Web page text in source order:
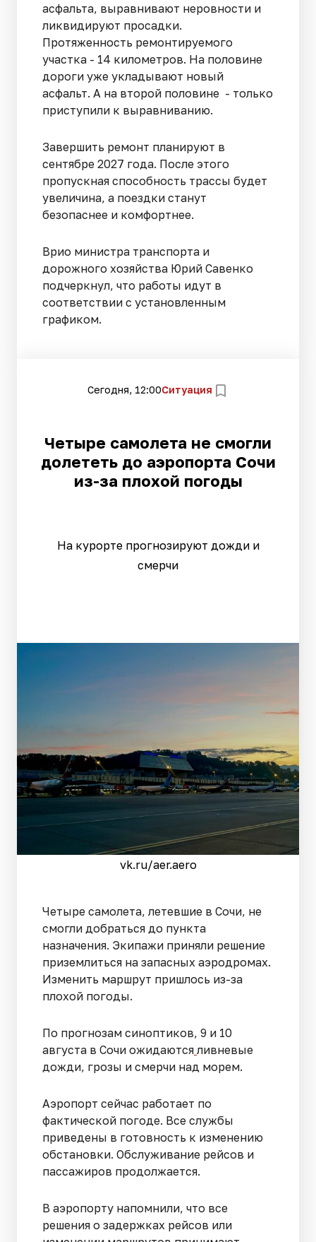
асфальта, выравнивают неровности и
ликвидируют просадки.
Протяженность ремонтируемого
участка - 14 километров. На половине
дороги уже укладывают новый
асфальт. А на второй половине - только
приступили к выравниванию.
Завершить ремонт планируют в
сентябре 2027 года. После этого
пропускная способность трассы будет
увеличина, а поездки станут
безопаснее и комфортнее.
Врио министра транспорта и
дорожного хозяйства Юрий Савенко
подчеркнул, что работы идут в
соответствии с установленным
графиком.
Сегодня, 12:00Ситуация
Четыре самолета не смогли
долететь до аэропорта Сочи
из-за плохой погоды
На курорте прогнозируют дожди и
смерчи
vk.ru/aer.aero
Четыре самолета, летевшие в Сочи, не
смогли добраться до пункта
назначения. Экипажи приняли решение
приземлиться на запасных аэродромах.
Изменить маршрут пришлось из-за
плохой погоды.
По прогнозам синоптиков, 9 и 10
августа в Сочи ожидаются ливневые
дожди, грозы и смерчи над морем.
Аэропорт сейчас работает по
фактической погоде. Все службы
приведены в готовность к изменению
обстановки. Обслуживание рейсов и
пассажиров продолжается.
В аэропорту напомнили, что все
решения о задержках рейсов или